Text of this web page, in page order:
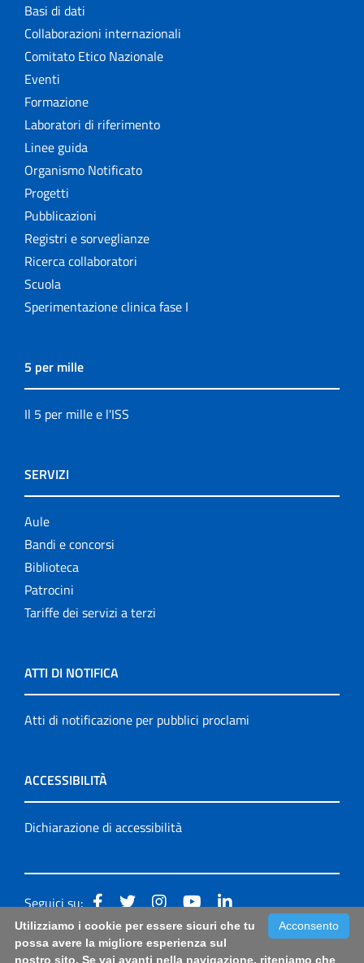
Basi di dati
Collaborazioni internazionali
Comitato Etico Nazionale
Eventi
Formazione
Laboratori di riferimento
Linee guida
Organismo Notificato
Progetti
Pubblicazioni
Registri e sorveglianze
Ricerca collaboratori
Scuola
Sperimentazione clinica fase I
5 per mille
Il 5 per mille e l'ISS
SERVIZI
Aule
Bandi e concorsi
Biblioteca
Patrocini
Tariffe dei servizi a terzi
ATTI DI NOTIFICA
Atti di notificazione per pubblici proclami
ACCESSIBILITÀ
Dichiarazione di accessibilità
Seguici su:
Accessibilità: form di segnalazione di prima istanza per
Acconsento
Utilizziamo i cookie per essere sicuri che tu
possa avere la migliore esperienza sul
nostro sito. Se vai avanti nella navigazione, riteniamo che